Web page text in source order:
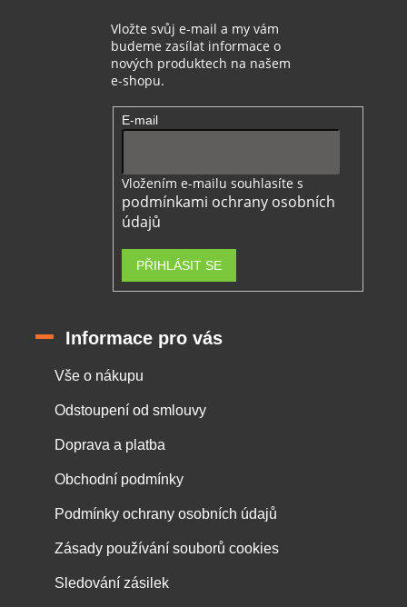
Vložte svůj e-mail a my vám
budeme zasílat informace o
nových produktech na našem
e-shopu.
E-mail
Vložením e-mailu souhlasíte s
podmínkami ochrany osobních
údajů
PŘIHLÁSIT SE
Informace pro vás
Vše o nákupu
Odstoupení od smlouvy
Doprava a platba
Obchodní podmínky
Podmínky ochrany osobních údajů
Zásady používání souborů cookies
Sledování zásilek